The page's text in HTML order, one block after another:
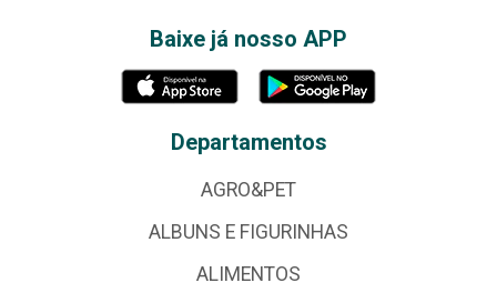
Baixe já nosso APP
Departamentos
AGRO&PET
ALBUNS E FIGURINHAS
ALIMENTOS